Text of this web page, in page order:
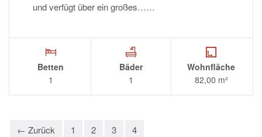
und verfügt über ein großes……
Betten
1
Bäder
1
Wohnfläche
82,00 m²
← Zurück 1 2 3 4